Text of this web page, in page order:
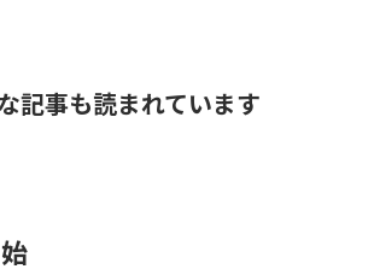
記事も読まれています